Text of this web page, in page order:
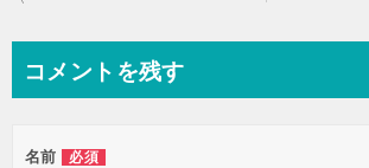
ビ
コメントを残す
名前 必須